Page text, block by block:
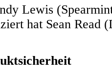
Lewis
hat Sean Read